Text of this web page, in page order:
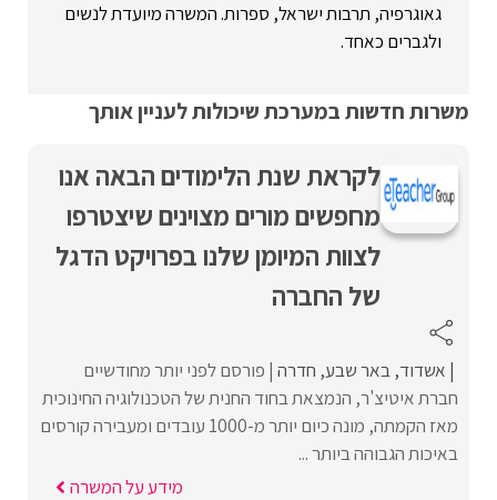
גאוגרפיה, תרבות ישראל, ספרות. המשרה מיועדת לנשים
ולגברים כאחד.
משרות חדשות במערכת שיכולות לעניין אותך
לקראת שנת הלימודים הבאה אנו
מחפשים מורים מצוינים שיצטרפו
לצוות המיומן שלנו בפרויקט הדגל
של החברה
אשדוד באר שבע חדרה פורסם לפני יותר מחודשיים
חברת איטיצ'ר, הנמצאת בחוד החנית של הטכנולוגיה החינוכית
מאז הקמתה, מונה כיום יותר מ-1000 עובדים ומעבירה קורסים
באיכות הגבוהה ביותר ...
מידע על המשרה